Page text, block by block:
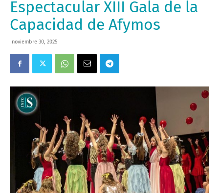
Espectacular XIII Gala de la
Capacidad de Afymos
noviembre 30, 2025